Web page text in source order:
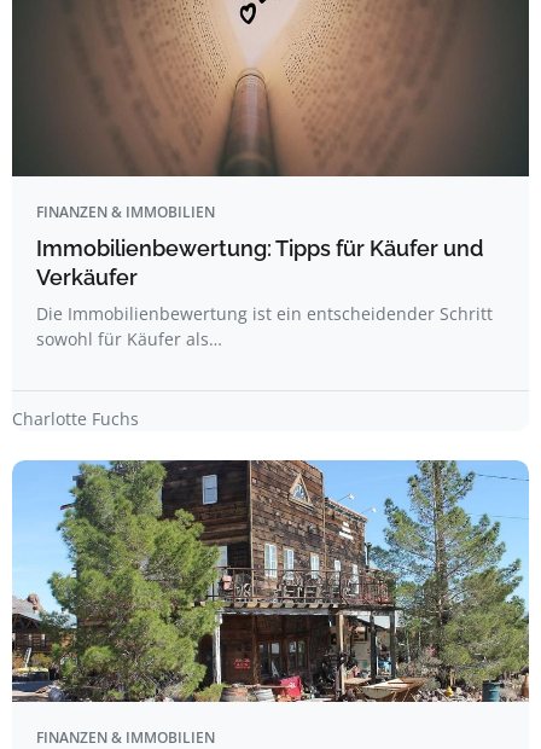
FINANZEN & IMMOBILIEN
Immobilienbewertung: Tipps für Käufer und
Verkäufer
Die Immobilienbewertung ist ein entscheidender Schritt
sowohl für Käufer als…
Charlotte Fuchs
FINANZEN & IMMOBILIEN